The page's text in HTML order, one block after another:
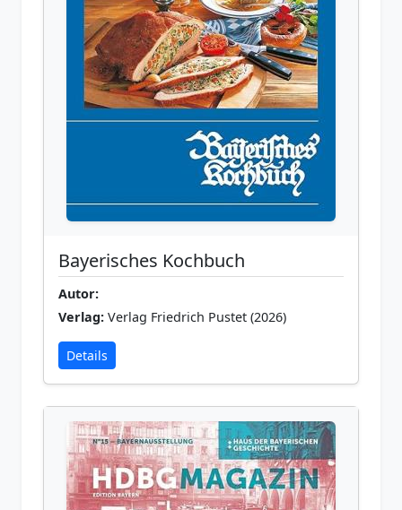
Bayerisches Kochbuch
Autor:
Verlag: Verlag Friedrich Pustet (2026)
Details